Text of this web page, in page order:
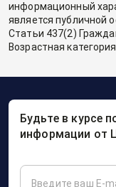
информационный
является публичной
Статьи 437(2)
Возрастная
Будьте в курсе
информации от